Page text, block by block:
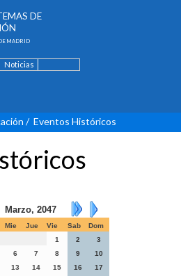
DE
MADRID
Noticias
/ Eventos Históricos
Marzo, 2047
Mie Jue Vie Sab
Dom
1
2
3
6 7 8 9
10
13 14 15 16
17